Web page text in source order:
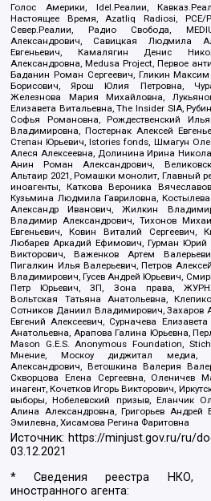
Голос Америки, Idel.Реалии,
Настоящее Время, Azatliq Radiosi, PCE/
Север.Реалии, Радио Свобода,
Александрович, Савицкая Людмила
Евгеньевич, Камалягин Денис
Александровна, Medusa Project, Первое
Баданин Роман Сергеевич, Гликин
Борисович, Ярош Юлия Петровна,
Железнова Мария Михайловна,
Елизавета Витальевна, The Insider SIA,
Софья Романовна, Рождественский
Владимировна, Постернак Алексей
Степан Юрьевич, Istories fonds, Шмагун
Алеся Алексеевна, Долинина Ирина
Анин Роман Александрович,
Альтаир 2021, Ромашки монолит, Главный
иноагенты, Каткова Вероника
Кузьмина Людмила Гавриловна,
Александр Иванович, Жилкин
Владимир Александрович, Тихонов
Евгеньевич, Ковин Виталий Сергеевич,
Любарев Аркадий Ефимович, Гурман Юрий
Викторович, Важенков Артем
Пигалкин Илья Валерьевич, Петров
Владимирович, Гусев Андрей Юрьевич,
Петр Юрьевич, ЗП, Зона права,
Вольтская Татьяна Анатольевна,
Сотников Даниил Владимирович, Захаров
Евгений Алексеевич, Сурначева
Анатольевна, Арапова Галина Юрьевна,
Mason G.E.S. Anonymous Foundation,
Мнение, Москоу диджитал медиа,
Александрович, Ветошкина Валерия
Скворцова Елена Сергеевна, Оленичев
инагент, Кочетков Игорь Викторович,
выборы, Нобелевский призыв, Еланчик
Алина Александровна, Григорьев Андрей
Эмилевна, Хисамова Регина Фаритовна
Источник: https://minjust.gov.ru/ru/
03.12.2021
* Сведения реестра НКО,
иностранного агента: